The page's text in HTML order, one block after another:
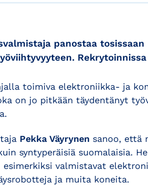
panostaa
toimiva elektroniikka- ja
on jo pitkään täydentänyt
Pekka Väyrynen sanoo, että
syntyperäisiä suomalaisia.
valmistavat
ja muita koneita.